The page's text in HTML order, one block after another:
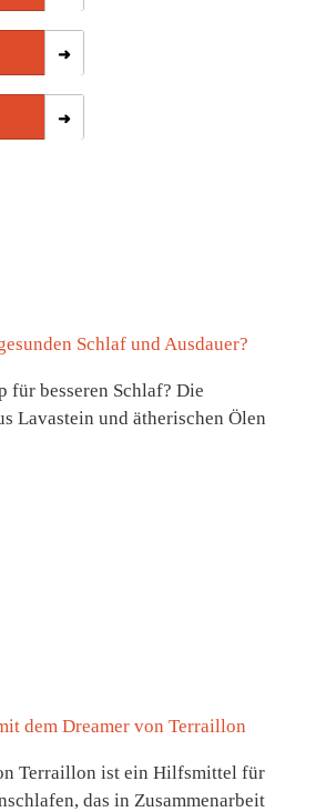
Schlaf und Ausdauer?
für besseren Schlaf? Die
Lavastein und ätherischen Ölen
dem Dreamer von Terraillon
Terraillon ist ein Hilfsmittel für
das in Zusammenarbeit